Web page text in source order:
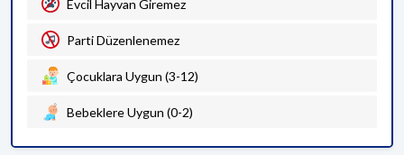
Evcil Hayvan Giremez
Parti Düzenlenemez
Çocuklara Uygun (3-12)
Bebeklere Uygun (0-2)